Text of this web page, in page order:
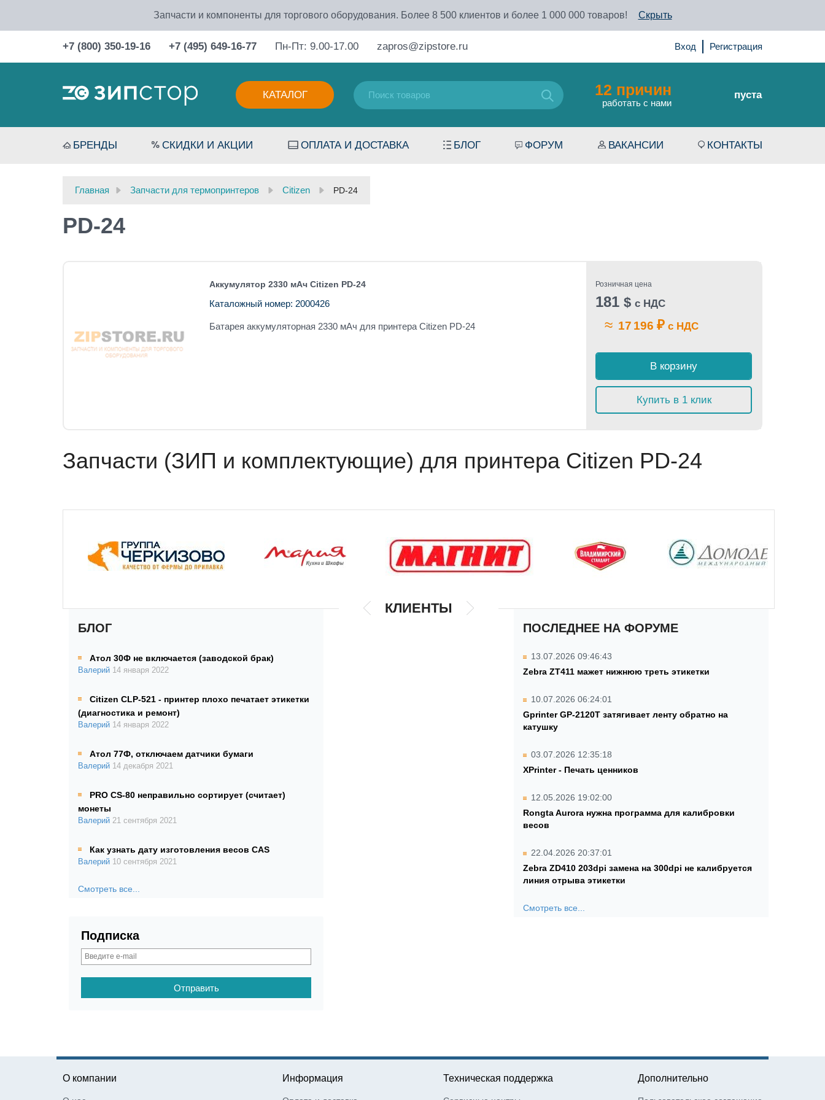
Запчасти и компоненты для торгового оборудования. Более 8 500 клиентов и более 1 000 000 товаров! Скрыть
+7 (800) 350-19-16 +7 (495) 649-16-77 Пн-Пт: 9.00-17.00 zapros@zipstore.ru Вход Регистрация
КАТАЛОГ 12 причин
работать с нами
пуста
БРЕНДЫ СКИДКИ И АКЦИИ ОПЛАТА И ДОСТАВКА БЛОГ ФОРУМ ВАКАНСИИ КОНТАКТЫ
Главная Запчасти для термопринтеров Citizen PD-24
PD-24
Аккумулятор 2330 мАч Citizen PD-24
Каталожный номер: 2000426
Батарея аккумуляторная 2330 мАч для принтера Citizen PD-24
Розничная цена
181 $ с НДС
≈ 17 196 ₽ с НДС
В корзину
Купить в 1 клик
Запчасти (ЗИП и комплектующие) для принтера Citizen PD-24
КЛИЕНТЫ
БЛОГ
Атол 30Ф не включается (заводской брак)
Валерий 14 января 2022
Citizen CLP-521 - принтер плохо печатает этикетки
(диагностика и ремонт)
Валерий 14 января 2022
Атол 77Ф, отключаем датчики бумаги
Валерий 14 декабря 2021
PRO CS-80 неправильно сортирует (считает)
монеты
Валерий 21 сентября 2021
Как узнать дату изготовления весов CAS
Валерий 10 сентября 2021
Смотреть все...
Подписка
ПОСЛЕДНЕЕ НА ФОРУМЕ
13.07.2026 09:46:43
Zebra ZT411 мажет нижнюю треть этикетки
10.07.2026 06:24:01
Gprinter GP-2120T затягивает ленту обратно на
катушку
03.07.2026 12:35:18
XPrinter - Печать ценников
12.05.2026 19:02:00
Rongta Aurora нужна программа для калибровки
весов
22.04.2026 20:37:01
Zebra ZD410 203dpi замена на 300dpi не калибруется
линия отрыва этикетки
Смотреть все...
О компании Информация Техническая поддержка Дополнительно